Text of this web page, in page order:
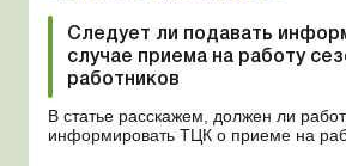
Следует ли подавать
случае приема на работу
работников
В статье расскажем, должен ли
информировать ТЦК о приеме на